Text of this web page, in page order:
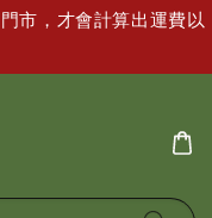
市，才會計算出運費以